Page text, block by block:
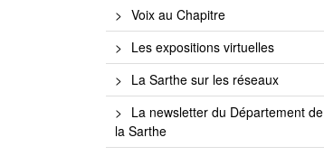
Voix au Chapitre
Les expositions virtuelles
La Sarthe sur les réseaux
La newsletter du Département de
la Sarthe